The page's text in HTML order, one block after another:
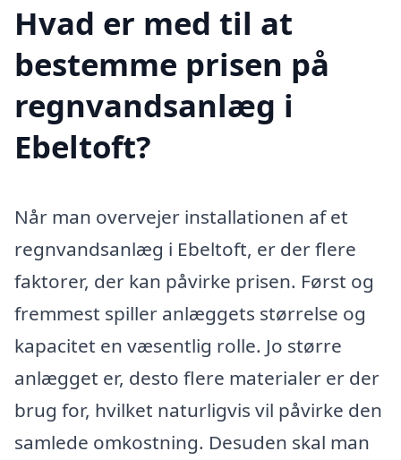
Hvad er med til at
bestemme prisen på
regnvandsanlæg i
Ebeltoft?
Når man overvejer installationen af et
regnvandsanlæg i Ebeltoft, er der flere
faktorer, der kan påvirke prisen. Først og
fremmest spiller anlæggets størrelse og
kapacitet en væsentlig rolle. Jo større
anlægget er, desto flere materialer er der
brug for, hvilket naturligvis vil påvirke den
samlede omkostning. Desuden skal man